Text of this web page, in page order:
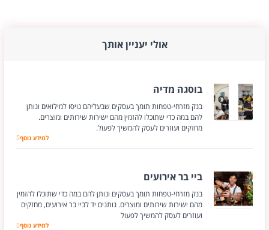
אולי יעניין אותך
בוסגה מדיה
בנק מזרחי-טפחות תומך בעסקים שבעליהם גויסו למילואים ונותן
להם במה כדי שתוכלו להזמין מהם ישירות שירותים ומוצרים.
מחזקים ועוזרים לעסק להמשיך לפעול.
בוסגה מדיה
למידע נוסף
ביי בר אירועים
בנק מזרחי-טפחות תומך בעסקים ונותן להם במה כדי שתוכלו להזמין
מהם ישירות שירותים ומוצרים. נותנים יד לביי בר אירועים, מחזקים
ועוזרים לעסק להמשיך לפעול
ביי בר אירועים
למידע נוסף